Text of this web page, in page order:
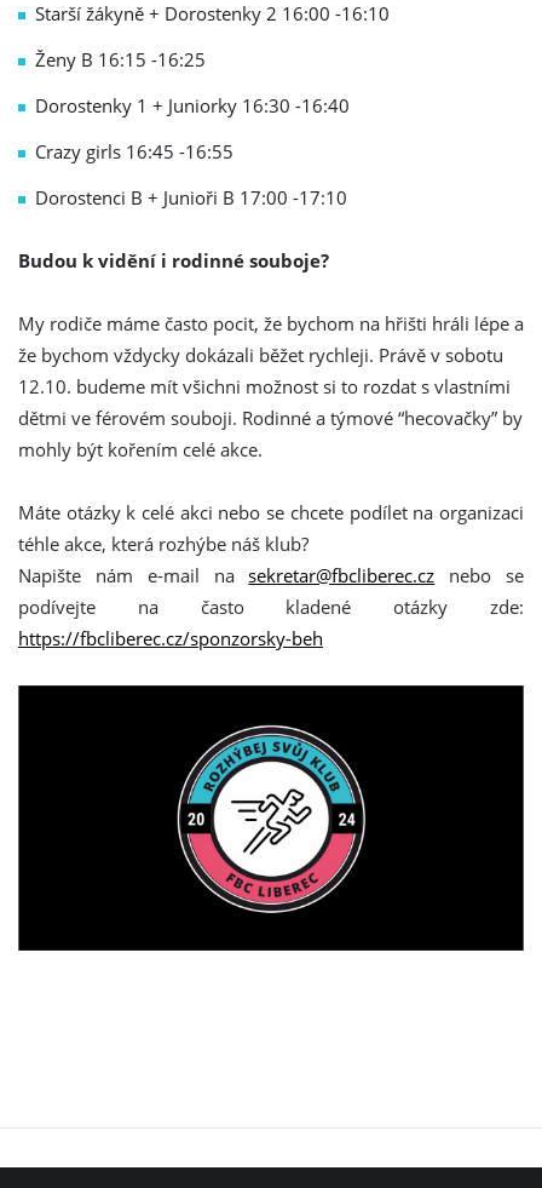
Starší žákyně + Dorostenky 2 16:00 -16:10
Ženy B 16:15 -16:25
Dorostenky 1 + Juniorky 16:30 -16:40
Crazy girls 16:45 -16:55
Dorostenci B + Junioři B 17:00 -17:10
Budou k vidění i rodinné souboje?
My rodiče máme často pocit, že bychom na hřišti hráli lépe a
že bychom vždycky dokázali běžet rychleji. Právě v sobotu
12.10. budeme mít všichni možnost si to rozdat s vlastními
dětmi ve férovém souboji. Rodinné a týmové “hecovačky” by
mohly být kořením celé akce.
Máte otázky k celé akci nebo se chcete podílet na organizaci
téhle akce, která rozhýbe náš klub?
Napište nám e-mail nasekretar@fbcliberec.cz nebo se
podívejte na často kladené otázky zde:
https://fbcliberec.cz/sponzorsky-beh